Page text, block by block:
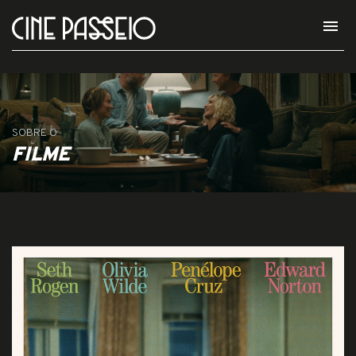
menu
SOBRE O
FILME